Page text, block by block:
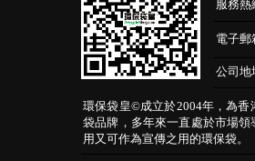
服務熱
電子郵
公司地
環保袋皇©成立於2004年，為
袋品牌，多年來一直處於市場
用又可作為宣傳之用的環保袋。